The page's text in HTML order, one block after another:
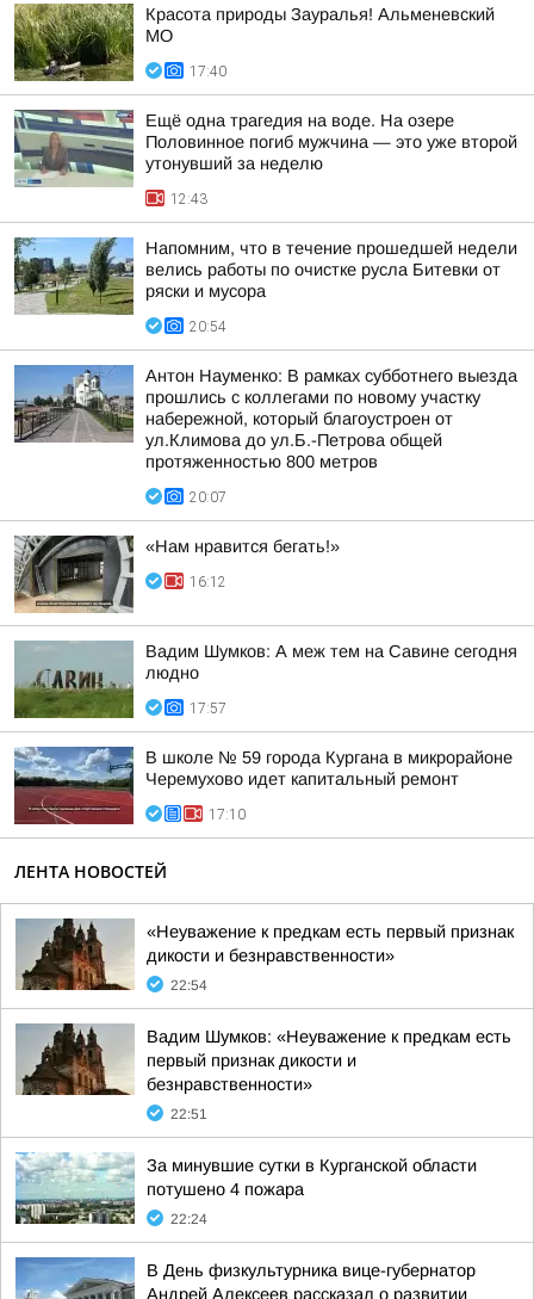
Красота природы Зауралья! Альменевский
МО
17:40
Ещё одна трагедия на воде. На озере
Половинное погиб мужчина — это уже второй
утонувший за неделю
12:43
Напомним, что в течение прошедшей недели
велись работы по очистке русла Битевки от
ряски и мусора
20:54
Антон Науменко: В рамках субботнего выезда
прошлись с коллегами по новому участку
набережной, который благоустроен от
ул.Климова до ул.Б.-Петрова общей
протяженностью 800 метров
20:07
«Нам нравится бегать!»
16:12
Вадим Шумков: А меж тем на Савине сегодня
людно
17:57
В школе № 59 города Кургана в микрорайоне
Черемухово идет капитальный ремонт
17:10
ЛЕНТА НОВОСТЕЙ
«Неуважение к предкам есть первый признак
дикости и безнравственности»
22:54
Вадим Шумков: «Неуважение к предкам есть
первый признак дикости и
безнравственности»
22:51
За минувшие сутки в Курганской области
потушено 4 пожара
22:24
В День физкультурника вице-губернатор
Андрей Алексеев рассказал о развитии